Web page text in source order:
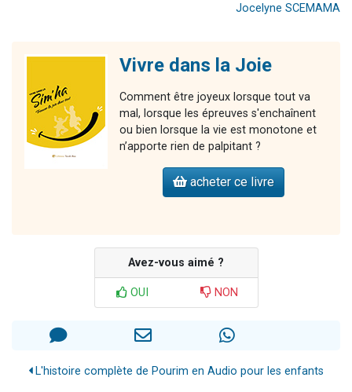
Jocelyne SCEMAMA
Vivre dans la Joie
Comment être joyeux lorsque tout va
mal, lorsque les épreuves s'enchaînent
ou bien lorsque la vie est monotone et
n’apporte rien de palpitant ?
acheter ce livre
Avez-vous aimé ?
OUI NON
L'histoire complète de Pourim en Audio pour les enfants